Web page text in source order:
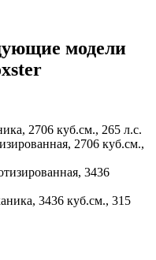
модели
2706 куб.см., 265 л.с.
2706 куб.см.,
3436
3436 куб.см., 315